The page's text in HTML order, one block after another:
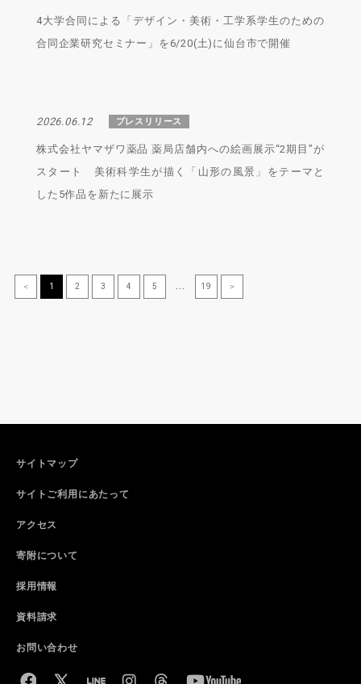
4大学合同による「デザイン・美術・工学系学生のための
合同企業研究セミナー」を6/20(土)に仙台市で開催
2026.06.12 プレスリリース
株式会社ヤマザワ薬品 薬局店舗内への絵画展示“2期目”が
スタート 美術科学生が描く「山形の風景」をテーマと
した5作品を新たに展示
＜ 1 2 3 4 5 19 ＞
サイトマップ
サイトご利用にあたって
アクセス
寄附について
採用情報
資料請求
お問い合わせ